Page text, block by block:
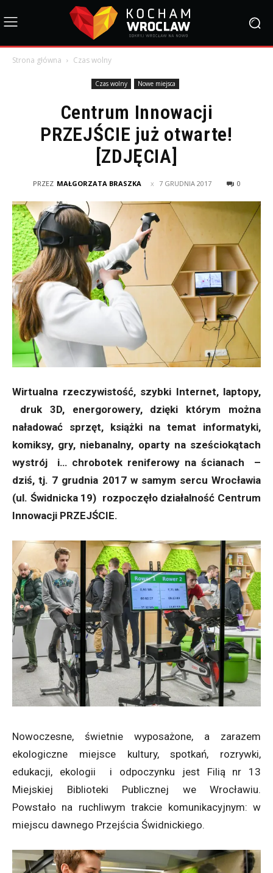
Strona główna Czas wolny
Czas wolny Nowe miejsca
Centrum Innowacji
PRZEJŚCIE już otwarte!
[ZDJĘCIA]
PRZEZ MAŁGORZATA BRASZKA 7 GRUDNIA 2017 0
Wirtualna rzeczywistość, szybki Internet, laptopy,
druk 3D, energorowery, dzięki którym można
naładować sprzęt, książki na temat informatyki,
komiksy, gry, niebanalny, oparty na sześciokątach
wystrój i… chrobotek reniferowy na ścianach –
dziś, tj. 7 grudnia 2017 w samym sercu Wrocławia
(ul. Świdnicka 19) rozpoczęło działalność Centrum
Innowacji PRZEJŚCIE.
Nowoczesne, świetnie wyposażone, a zarazem
ekologiczne miejsce kultury, spotkań, rozrywki,
edukacji, ekologii i odpoczynku jest Filią nr 13
Miejskiej Biblioteki Publicznej we Wrocławiu.
Powstało na ruchliwym trakcie komunikacyjnym: w
miejscu dawnego Przejścia Świdnickiego.